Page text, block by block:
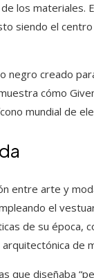
los materiales.
siendo el
creado
cómo
mundial de
entre arte y
el
de su época,
de
que diseñaba